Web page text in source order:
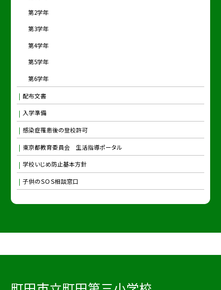
第2学年
第3学年
第4学年
第5学年
第6学年
配布文書
入学準備
感染症罹患後の登校許可
東京都教育委員会 生活指導ポータル
学校いじめ防止基本方針
子供のＳＯＳ相談窓口